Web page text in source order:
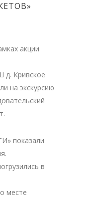
акции
д. Кривское
на экскурсию
показали
в
месте